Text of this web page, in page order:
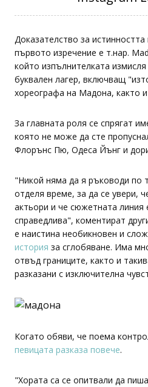
Доказателство за
първото изречение е т.нар.
който изпълнителката измисля
буквален лагер, включващ
хореографа на Мадона, както
За главната роля се спрягат
която не може да сте
Флорънс Пю, Одеса Йънг и
"Никой няма да я ръководи по
отделя време, за да се увери,
актьори и че сюжетната
справедлива", коментират
е наистина необикновен и
история за сглобяване. Има
отвъд границите, както и
разказани с изключителна
Когато обяви, че поема
певицата разказа повече.
"Хората са се опитвали да